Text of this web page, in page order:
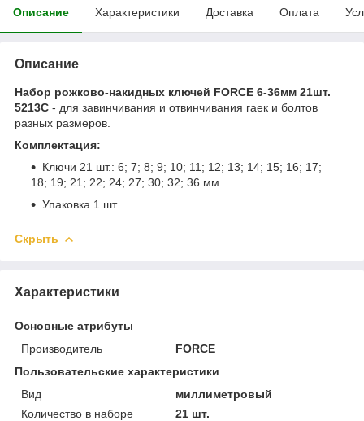
Описание Характеристики Доставка Оплата
Описание
Набор рожково-накидных ключей FORCE 6-36мм 21шт.
5213C - для завинчивания и отвинчивания гаек и болтов
разных размеров.
Комплектация:
Ключи 21 шт.: 6; 7; 8; 9; 10; 11; 12; 13; 14; 15; 16; 17;
18; 19; 21; 22; 24; 27; 30; 32; 36 мм
Упаковка 1 шт.
Скрыть
Характеристики
Основные атрибуты
Производитель
FORCE
Пользовательские характеристики
Вид
миллиметровый
Количество в наборе
21 шт.